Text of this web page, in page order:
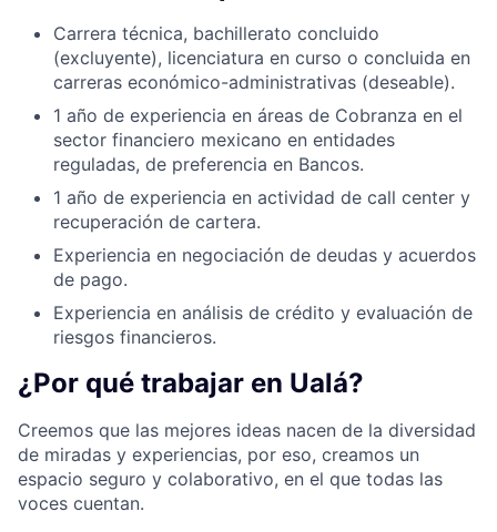
Carrera técnica, bachillerato concluido
(excluyente), licenciatura en curso o concluida en
carreras económico-administrativas (deseable).
1 año de experiencia en áreas de Cobranza en el
sector financiero mexicano en entidades
reguladas, de preferencia en Bancos.
1 año de experiencia en actividad de call center y
recuperación de cartera.
Experiencia en negociación de deudas y acuerdos
de pago.
Experiencia en análisis de crédito y evaluación de
riesgos financieros.
¿Por qué trabajar en Ualá?
Creemos que las mejores ideas nacen de la diversidad
de miradas y experiencias, por eso, creamos un
espacio seguro y colaborativo, en el que todas las
voces cuentan.